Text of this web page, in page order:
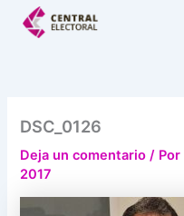
DSC_0126
Deja un comentario / Por
2017